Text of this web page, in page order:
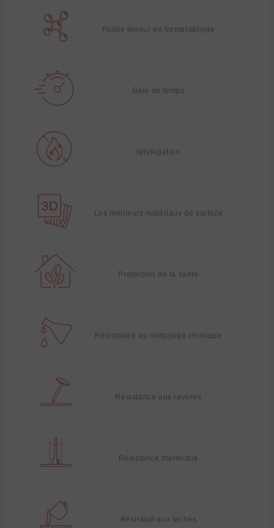
Faible teneur en formaldéhyde
Gain de temps
Ignifugation
Les meilleurs matériaux de surface
Protection de la santé
Résistance au nettoyage chimique
Résistance aux rayures
Résistance thermique
Résistant aux taches